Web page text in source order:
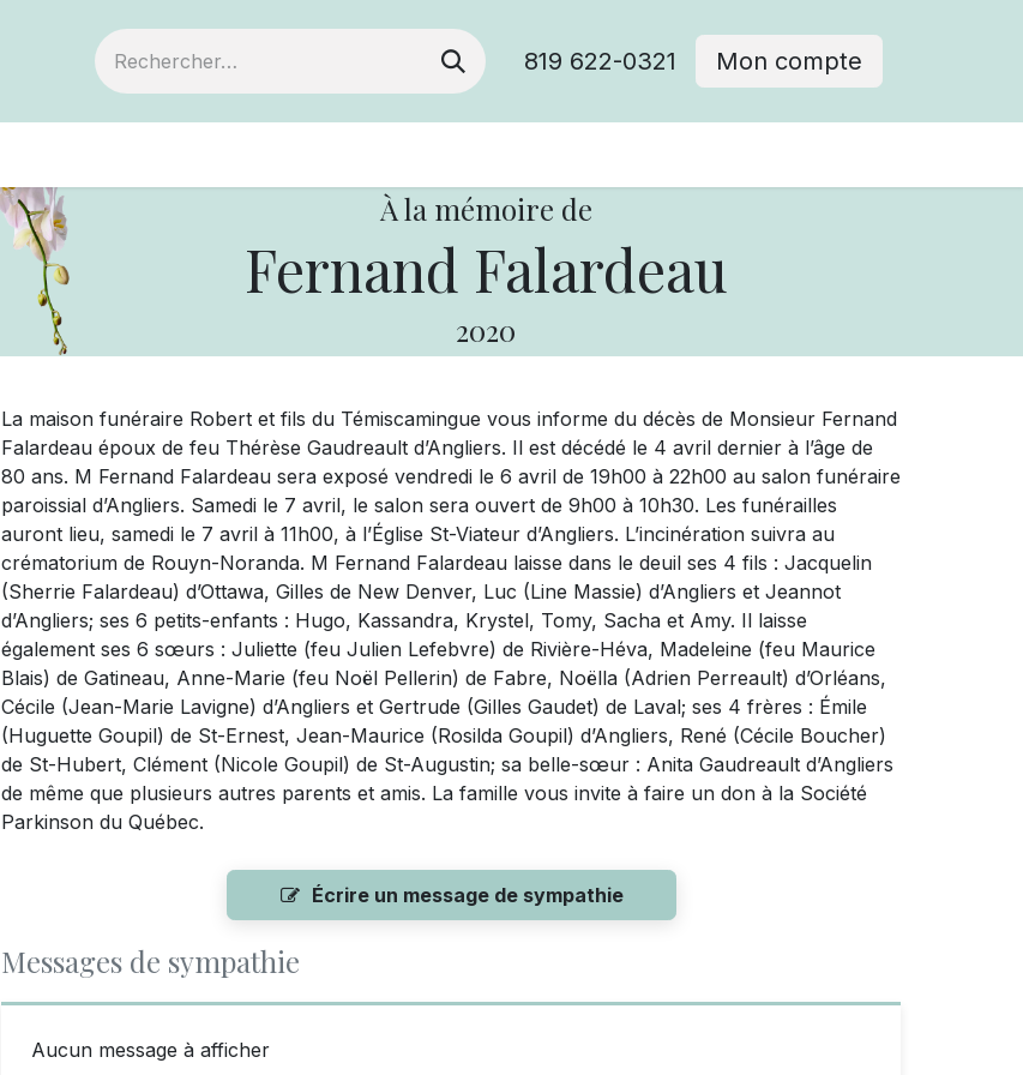
819 622-0321 Mon compte
À la mémoire de
Fernand Falardeau
2020
La maison funéraire Robert et fils du Témiscamingue vous informe du décès de Monsieur Fernand
Falardeau époux de feu Thérèse Gaudreault d’Angliers. Il est décédé le 4 avril dernier à l’âge de
80 ans. M Fernand Falardeau sera exposé vendredi le 6 avril de 19h00 à 22h00 au salon funéraire
paroissial d’Angliers. Samedi le 7 avril, le salon sera ouvert de 9h00 à 10h30. Les funérailles
auront lieu, samedi le 7 avril à 11h00, à l’Église St-Viateur d’Angliers. L’incinération suivra au
crématorium de Rouyn-Noranda. M Fernand Falardeau laisse dans le deuil ses 4 fils : Jacquelin
(Sherrie Falardeau) d’Ottawa, Gilles de New Denver, Luc (Line Massie) d’Angliers et Jeannot
d’Angliers; ses 6 petits-enfants : Hugo, Kassandra, Krystel, Tomy, Sacha et Amy. Il laisse
également ses 6 sœurs : Juliette (feu Julien Lefebvre) de Rivière-Héva, Madeleine (feu Maurice
Blais) de Gatineau, Anne-Marie (feu Noël Pellerin) de Fabre, Noëlla (Adrien Perreault) d’Orléans,
Cécile (Jean-Marie Lavigne) d’Angliers et Gertrude (Gilles Gaudet) de Laval; ses 4 frères : Émile
(Huguette Goupil) de St-Ernest, Jean-Maurice (Rosilda Goupil) d’Angliers, René (Cécile Boucher)
de St-Hubert, Clément (Nicole Goupil) de St-Augustin; sa belle-sœur : Anita Gaudreault d’Angliers
de même que plusieurs autres parents et amis. La famille vous invite à faire un don à la Société
Parkinson du Québec.
Écrire un message de sympathie
Messages de sympathie
Aucun message à afficher